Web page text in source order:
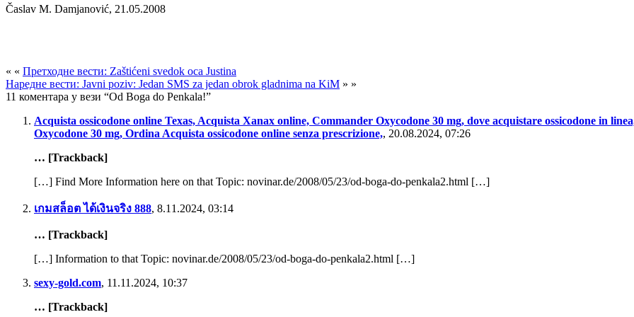
Časlav M. Damjanović, 21.05.2008
« « Претходне вести: Zaštićeni svedok oca Justina
Наредне вести: Javni poziv: Jedan SMS za jedan obrok gladnima na KiM » »
11 коментара у вези “Od Boga do Penkala!”
Acquista ossicodone online Texas, Acquista Xanax online, Commander Oxycodone 30 mg, dove acquistare ossicodone in
Oxycodone 30 mg, Ordina Acquista ossicodone online senza prescrizione,, 20.08.2024, 07:26
… [Trackback]
[…] Find More Information here on that Topic: novinar.de/2008/05/23/od-boga-do-penkala2.html […]
เกมสล็อต ได้เงินจริง 888, 8.11.2024, 03:14
… [Trackback]
[…] Information to that Topic: novinar.de/2008/05/23/od-boga-do-penkala2.html […]
sexy-gold.com, 11.11.2024, 10:37
… [Trackback]